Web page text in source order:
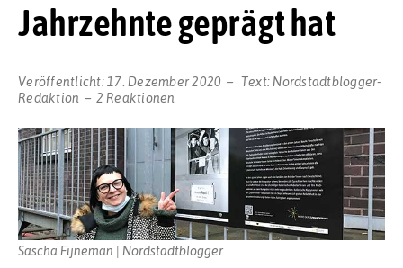
Jahrzehnte geprägt hat
Veröffentlicht: 17. Dezember 2020 Text: Nordstadtblogger-
Redaktion
2 Reaktionen
Sascha Fijneman | Nordstadtblogger